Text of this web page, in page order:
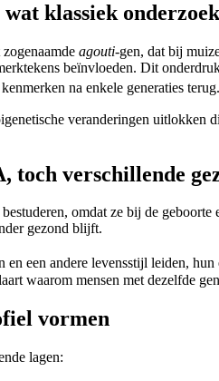
klassiek
agouti-gen, dat bij
beïnvloeden. Dit
na enkele generaties terug.
veranderingen
toch verschillende
omdat ze bij de
gezond blijft.
een andere levensstijl leiden,
waarom mensen met dezelfde
vormen
lagen: